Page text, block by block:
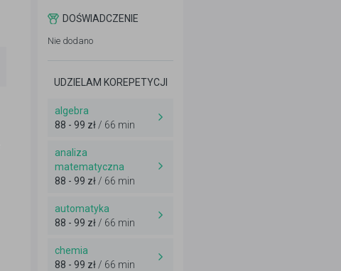
DOŚWIADCZENIE
Nie dodano
UDZIELAM KOREPETYCJI
algebra
88 - 99 zł / 66 min
analiza
matematyczna
88 - 99 zł / 66 min
automatyka
88 - 99 zł / 66 min
chemia
88 - 99 zł / 66 min